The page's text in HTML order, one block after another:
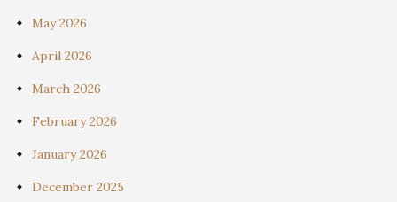
May 2026
April 2026
March 2026
February 2026
January 2026
December 2025